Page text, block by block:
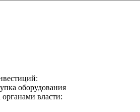
оборудования
власти: